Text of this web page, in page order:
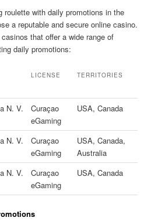
roulette with daily promotions in the
a reputable and secure online casino.
that offer a wide range of
daily promotions:
LICENSE TERRITORIES
N. V.
Curaçao
eGaming
USA, Canada
N. V.
Curaçao
eGaming
USA, Canada,
Australia
N. V.
Curaçao
eGaming
USA, Canada